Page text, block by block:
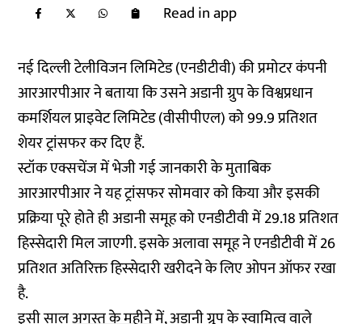
Read in app
नई दिल्ली टेलीविजन लिमिटेड (एनडीटीवी) की प्रमोटर कंपनी
आरआरपीआर ने बताया कि उसने अडानी ग्रुप के विश्वप्रधान
कमर्शियल प्राइवेट लिमिटेड (वीसीपीएल) को 99.9 प्रतिशत
शेयर ट्रांसफर कर दिए हैं.
स्टॉक एक्सचेंज में भेजी गई जानकारी के मुताबिक
आरआरपीआर ने यह ट्रांसफर सोमवार को किया और इसकी
प्रक्रिया पूरे होते ही अडानी समूह को एनडीटीवी में 29.18 प्रतिशत
हिस्सेदारी मिल जाएगी. इसके अलावा समूह ने एनडीटीवी में 26
प्रतिशत अतिरिक्त हिस्सेदारी खरीदने के लिए ओपन ऑफर रखा
है.
इसी सालअगस्त के महीनेमें, अडानी ग्रुप के स्वामित्व वाले